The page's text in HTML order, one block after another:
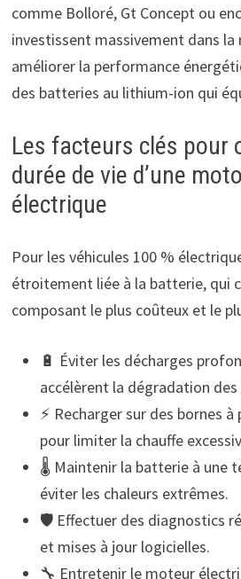
comme Bolloré, Gt Concept ou
investissent massivement dans la
améliorer la performance
des batteries au lithium-ion qui
Les facteurs clés pour
durée de vie d’une
électrique
Pour les véhicules 100 %
étroitement liée à la batterie, qui
composant le plus coûteux et le
🔋 Éviter les décharges
accélèrent la dégradation des
⚡ Recharger sur des bornes
pour limiter la chauffe
🌡️ Maintenir la batterie à une
éviter les chaleurs extrêmes.
🛡️ Effectuer des diagnostics
et mises à jour logicielles.
🔧 Entretenir le moteur